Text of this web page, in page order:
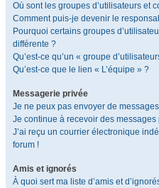
Où sont les groupes d’utilisateurs et
Comment puis-je devenir le
Pourquoi certains groupes
différente ?
Qu’est-ce qu’un « groupe
Qu’est-ce que le lien « L’équipe » ?
Messagerie privée
Je ne peux pas envoyer de
Je continue à recevoir des
J’ai reçu un courrier électronique
forum !
Amis et ignorés
À quoi sert ma liste d’amis et